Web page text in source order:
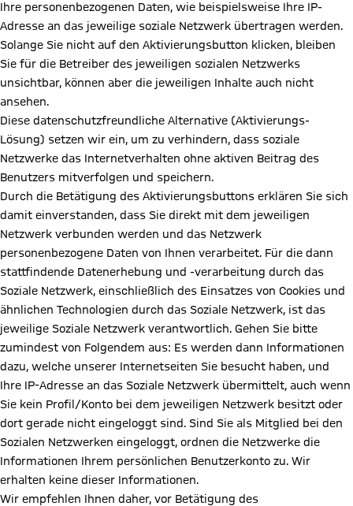
Ihre personenbezogenen Daten, wie beispielsweise Ihre IP-
Adresse an das jeweilige soziale Netzwerk übertragen werden.
Solange Sie nicht auf den Aktivierungsbutton klicken, bleiben
Sie für die Betreiber des jeweiligen sozialen Netzwerks
unsichtbar, können aber die jeweiligen Inhalte auch nicht
ansehen.
Diese datenschutzfreundliche Alternative (Aktivierungs-
Lösung) setzen wir ein, um zu verhindern, dass soziale
Netzwerke das Internetverhalten ohne aktiven Beitrag des
Benutzers mitverfolgen und speichern.
Durch die Betätigung des Aktivierungsbuttons erklären Sie sich
damit einverstanden, dass Sie direkt mit dem jeweiligen
Netzwerk verbunden werden und das Netzwerk
personenbezogene Daten von Ihnen verarbeitet. Für die dann
stattfindende Datenerhebung und -verarbeitung durch das
Soziale Netzwerk, einschließlich des Einsatzes von Cookies und
ähnlichen Technologien durch das Soziale Netzwerk, ist das
jeweilige Soziale Netzwerk verantwortlich. Gehen Sie bitte
zumindest von Folgendem aus: Es werden dann Informationen
dazu, welche unserer Internetseiten Sie besucht haben, und
Ihre IP-Adresse an das Soziale Netzwerk übermittelt, auch wenn
Sie kein Profil/Konto bei dem jeweiligen Netzwerk besitzt oder
dort gerade nicht eingeloggt sind. Sind Sie als Mitglied bei den
Sozialen Netzwerken eingeloggt, ordnen die Netzwerke die
Informationen Ihrem persönlichen Benutzerkonto zu. Wir
erhalten keine dieser Informationen.
Wir empfehlen Ihnen daher, vor Betätigung des